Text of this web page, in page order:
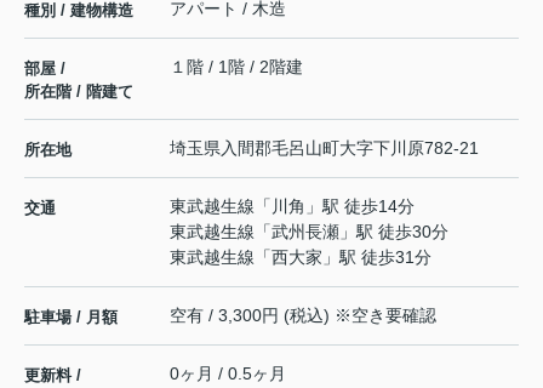
種別 / 建物構造 アパート / 木造
部屋 /
所在階 / 階建て
１階 / 1階 / 2階建
所在地 埼玉県 入間郡毛呂山町大字下川原782-21
交通 東武越生線 「 川角 」駅 徒歩14分
東武越生線 「武州長瀬 」駅 徒歩30分
東武越生線 「西大家 」駅 徒歩31分
駐車場 / 月額 空有 / 3,300円 (税込) ※空き要確認
更新料 /
0ヶ月 / 0.5ヶ月